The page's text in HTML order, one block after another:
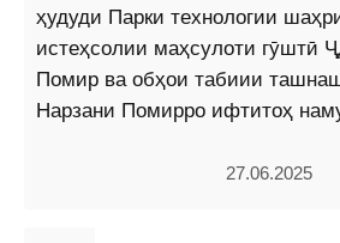
ҳудуди Парки технологии
истеҳсолии маҳсулоти гӯштӣ
Помир ва обҳои табиии
Нарзани Помирро ифтитоҳ
27.06.2025